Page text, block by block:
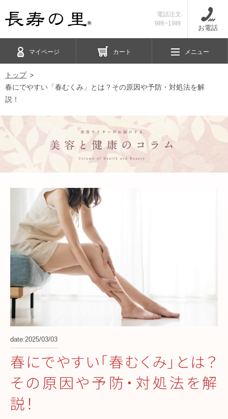
電話注文
9時~19時
お電話
マイページ カート メニュー
トップ
春にでやすい「春むくみ」とは？その原因や予防・対処法を解
説！
date:2025/03/03
春にでやすい「春むくみ」とは？
その原因や予防・対処法を解
説！